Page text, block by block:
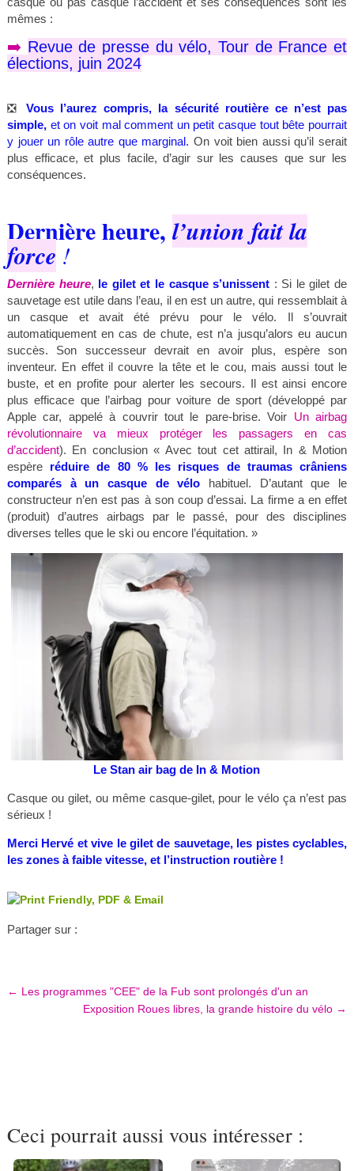
mêmes :
➡️ Revue de presse du vélo, Tour de France et
élections, juin 2024
❎Vous l’aurez compris, la sécurité routière ce n’est pas
simple, et on voit mal comment un petit casque tout bête pourrait
y jouer un rôle autre que marginal. On voit bien aussi qu’il serait
plus efficace, et plus facile, d’agir sur les causes que sur les
conséquences.
Dernière heure, l’union fait la
force !
Dernière heure, le gilet et le casque s’unissent : Si le gilet de
sauvetage est utile dans l’eau, il en est un autre, qui ressemblait à
un casque et avait été prévu pour le vélo. Il s’ouvrait
automatiquement en cas de chute, est n’a jusqu’alors eu aucun
succès. Son successeur devrait en avoir plus, espère son
inventeur. En effet il couvre la tête et le cou, mais aussi tout le
buste, et en profite pour alerter les secours. Il est ainsi encore
plus efficace que l’airbag pour voiture de sport (développé par
Apple car, appelé à couvrir tout le pare-brise. Voir Un airbag
révolutionnaire va mieux protéger les passagers en cas
d’accident). En conclusion « Avec tout cet attirail, In & Motion
espère réduire de 80 % les risques de traumas crâniens
comparés à un casque de vélo habituel. D’autant que le
constructeur n’en est pas à son coup d’essai. La firme a en effet
(produit) d’autres airbags par le passé, pour des disciplines
diverses telles que le ski ou encore l’équitation. »
Le Stan air bag de In & Motion
Casque ou gilet, ou même casque-gilet, pour le vélo ça n’est pas
sérieux !
Merci Hervé et vive le gilet de sauvetage, les pistes cyclables,
les zones à faible vitesse, et l’instruction routière !
Partager sur :
← Les programmes "CEE" de la Fub sont prolongés d'un an
Exposition Roues libres, la grande histoire du vélo →
Ceci pourrait aussi vous intéresser :